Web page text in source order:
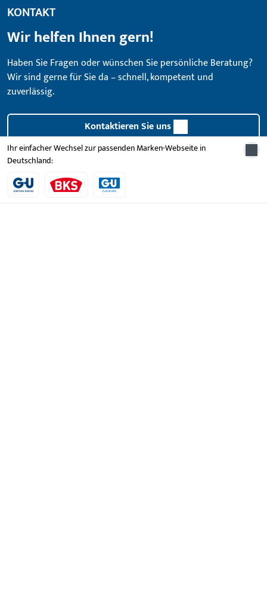
Ihr einfacher Wechsel zur passenden Marken-Webseite in
Deutschland:
KONTAKT
Wir helfen Ihnen gern!
Haben Sie Fragen oder wünschen Sie persönliche Beratung?
Wir sind gerne für Sie da – schnell, kompetent und
zuverlässig.
Kontaktieren Sie uns